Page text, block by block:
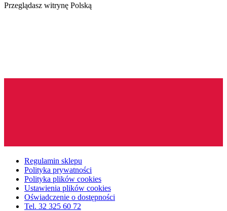
Przeglądasz witrynę Polską
Regulamin sklepu
Polityka prywatności
Polityka plików cookies
Ustawienia plików cookies
Oświadczenie o dostępności
Tel. 32 325 60 72